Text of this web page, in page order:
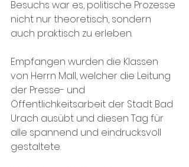
Besuchs war es, politische Prozesse
nicht nur theoretisch, sondern
auch praktisch zu erleben.
Empfangen wurden die Klassen
von Herrn Mall, welcher die Leitung
der Presse- und
Öffentlichkeitsarbeit der Stadt Bad
Urach ausübt und diesen Tag für
alle spannend und eindrucksvoll
gestaltete.